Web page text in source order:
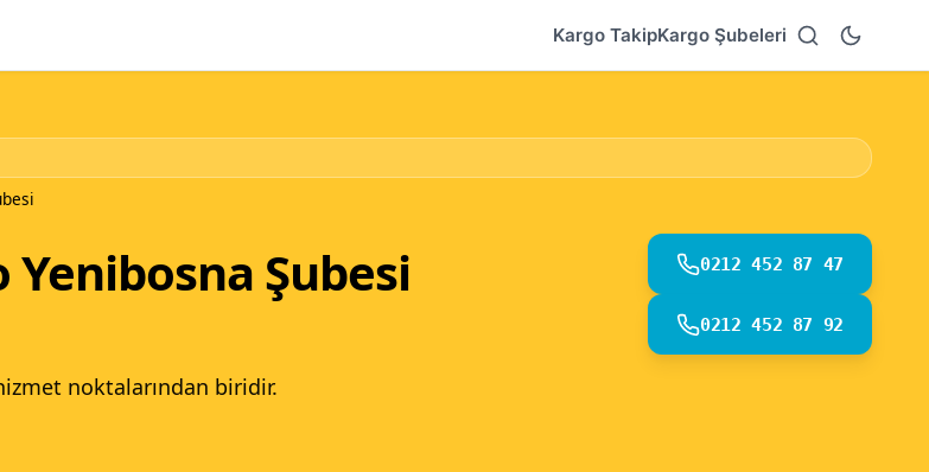
Kargo TakipKargo Şubeleri
Şubesi
noktalarından biridir.
0212 452 87 47
0212 452 87 92